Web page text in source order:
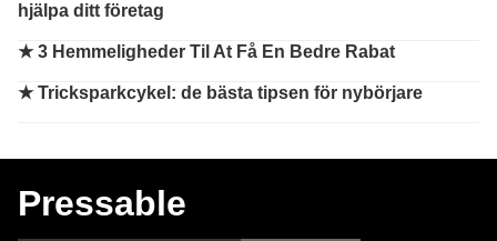
hjälpa ditt företag
★3 Hemmeligheder Til At Få En Bedre Rabat
★Tricksparkcykel: de bästa tipsen för nybörjare
Pressable